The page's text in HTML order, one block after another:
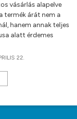
vásárlás alapelve
termék árát nem a
hanem annak teljes
alatt érdemes
22.